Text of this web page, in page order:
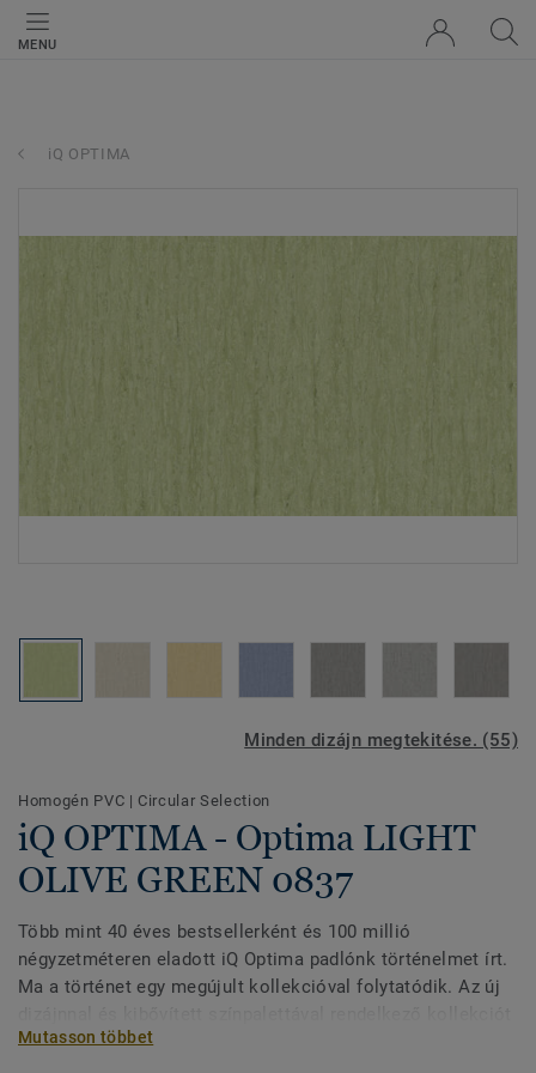
MENU
iQ OPTIMA
Minden dizájn megtekitése. (55)
Homogén PVC | Circular Selection
iQ OPTIMA - Optima LIGHT
OLIVE GREEN 0837
Több mint 40 éves bestsellerként és 100 millió
négyzetméteren eladott iQ Optima padlónk történelmet írt.
Ma a történet egy megújult kollekcióval folytatódik. Az új
a lágy mosás és a változó áttetsző, átlátszatlan minőségű
Mutasson többet